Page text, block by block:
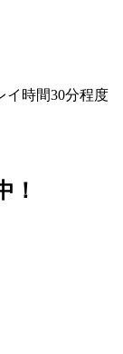
イ時間30分程度
！